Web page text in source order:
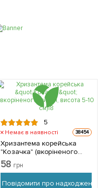
5
Немає в наявності 38454
Хризантема корейська
"Козачка" (вкоріненого
живця, висота 5-10 см) 1
саджанець в упаковці
58 грн
Повідомити про надходження